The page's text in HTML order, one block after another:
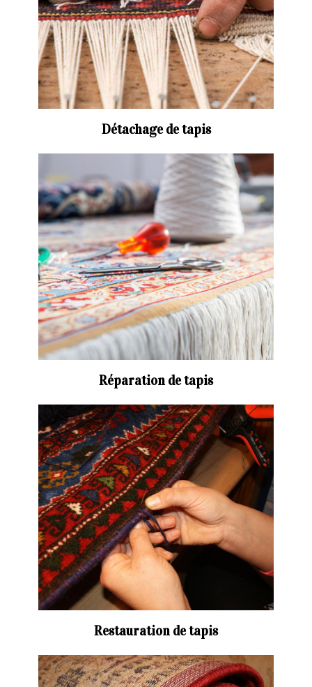
Détachage de tapis
Réparation de tapis
Restauration de tapis